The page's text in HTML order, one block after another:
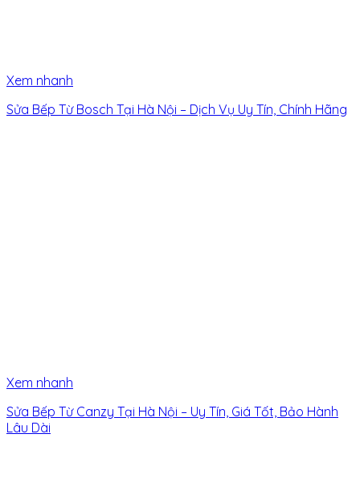
Xem nhanh
Sửa Bếp Từ Bosch Tại Hà Nội – Dịch Vụ Uy Tín, Chính Hãng
Xem nhanh
Sửa Bếp Từ Canzy Tại Hà Nội – Uy Tín, Giá Tốt, Bảo Hành
Lâu Dài